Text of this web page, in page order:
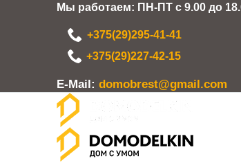
Мы работаем: ПН-ПТ с 9.00 до
+375(29)295-41-41
+375(29)227-42-15
Е-Mail: domobrest@gmail.com